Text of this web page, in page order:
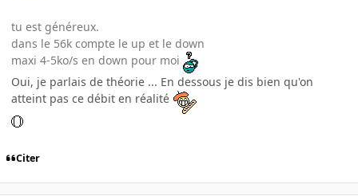
tu est généreux.
dans le 56k compte le up et le down
maxi 4-5ko/s en down pour moi
Oui, je parlais de théorie ... En dessous je dis bien qu'on
atteint pas ce débit en réalité
Citer